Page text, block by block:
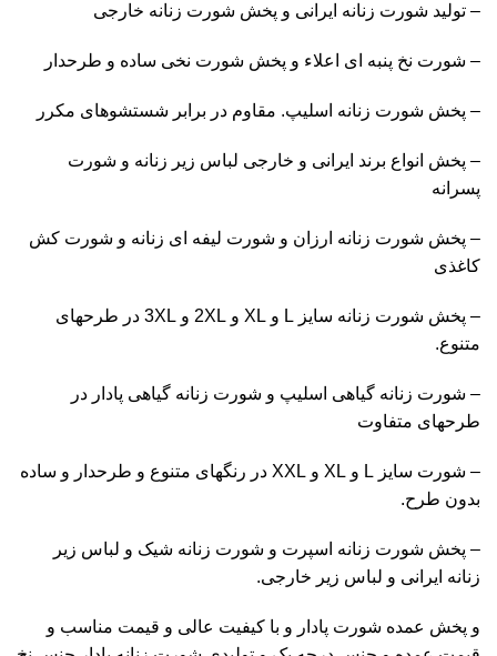
– تولید شورت زنانه ایرانی و پخش شورت زنانه خارجی
– شورت نخ پنبه ای اعلاء و پخش شورت نخی ساده و طرحدار
– پخش شورت زنانه اسلیپ. مقاوم در برابر شستشوهای مکرر
– پخش انواع برند ایرانی و خارجی لباس زیر زنانه و شورت
پسرانه
– پخش شورت زنانه ارزان و شورت لیفه ای زنانه و شورت کش
کاغذی
– پخش شورت زنانه سایز L و XL و 2XL و 3XL در طرحهای
متنوع.
– شورت زنانه گیاهی اسلیپ و شورت زنانه گیاهی پادار در
طرحهای متفاوت
– شورت سایز L و XL و XXL در رنگهای متنوع و طرحدار و ساده
بدون طرح.
– پخش شورت زنانه اسپرت و شورت زنانه شیک و لباس زیر
زنانه ایرانی و لباس زیر خارجی.
و پخش عمده شورت پادار و با کیفیت عالی و قیمت مناسب و